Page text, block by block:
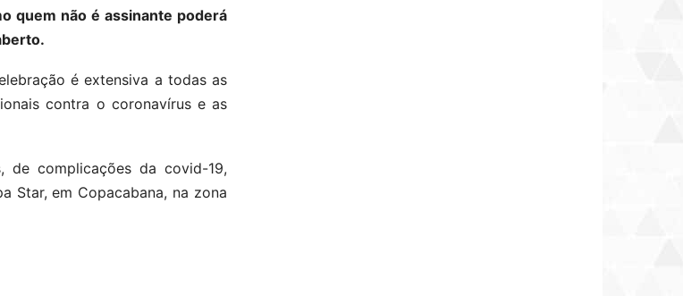
quem não é assinante poderá
é extensiva a todas as
contra o coronavírus e as
complicações da covid-19,
Star, em Copacabana, na zona